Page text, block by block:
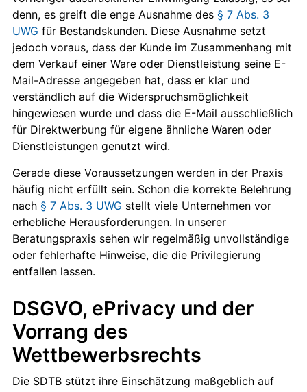
denn, es greift die enge Ausnahme des§ 7 Abs. 3
UWG für Bestandskunden. Diese Ausnahme setzt
jedoch voraus, dass der Kunde im Zusammenhang mit
dem Verkauf einer Ware oder Dienstleistung seine E-
Mail-Adresse angegeben hat, dass er klar und
verständlich auf die Widerspruchsmöglichkeit
hingewiesen wurde und dass die E-Mail ausschließlich
für Direktwerbung für eigene ähnliche Waren oder
Dienstleistungen genutzt wird.
Gerade diese Voraussetzungen werden in der Praxis
häufig nicht erfüllt sein. Schon die korrekte Belehrung
nach§ 7 Abs. 3 UWG stellt viele Unternehmen vor
erhebliche Herausforderungen. In unserer
Beratungspraxis sehen wir regelmäßig unvollständige
oder fehlerhafte Hinweise, die die Privilegierung
entfallen lassen.
DSGVO, ePrivacy und der
Vorrang des
Wettbewerbsrechts
Die SDTB stützt ihre Einschätzung maßgeblich auf